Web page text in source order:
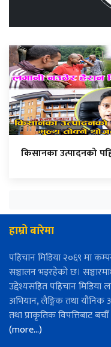
किसानका उत्पादनको
हाम्रो बारेमा
पहिचान मिडिया २०६९ मा
सञ्चालन भइरहेको छ।
उद्देश्यसहित पहिचान
अभियान, लैङ्गिक तथा
तथा प्राकृतिक विपत्तिबाट
(more…)